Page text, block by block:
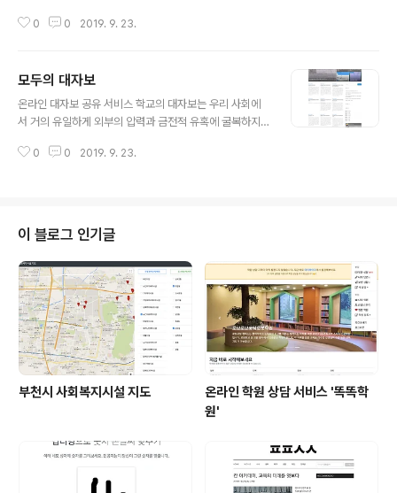
p, JQuery 스크린샷
을 일괄 다운로드 받는 확장 프로그램입니다. 아이의 사진
즈노트 웹사이트에 접속하면 좌측 이미지와 같이 파란색,
초록색 바 형태의 버튼이 추가되는데 로그인 후 이 버튼을
누르면 키즈노트에 저장된 내 아이의 알림장과 앨범의 사
다. 이용 방법 및 관련 글 제작후기 착한 키즈노트의 나쁜
0 0 2019. 9. 23.
모두의 대자보
온라인 대자보 공유 서비스 학교의 대자보는 우리 사회에
서 거의 유일하게 외부의 압력과 금전적 유혹에 굴복하지
있습니다. 때로는 편향적 의견에 다수의 반대 의견에 맞서
담겨 있는지 잘 알고 있습니다. 그래서 사진으로만 공유되
던 대자보를 검색 엔진을 통해서도 검색할 수 있도록 하자
고 생각했습니다. 그들의 생각이 더 널리 알려지게 하자. 함
부로 훼손되거나 비가 오면 찢겨 나가는 일회용이 아니라
영속적 가치를 지니며 어떻게 올바른 방법으로 사회를 한
발 더 앞으로 나가게 만드는지 보여..
0 0 2019. 9. 23.
이 블로그 인기글
부천시 사회복지시설 지도
온라인 학원 상담 서비스 '똑똑학
원'